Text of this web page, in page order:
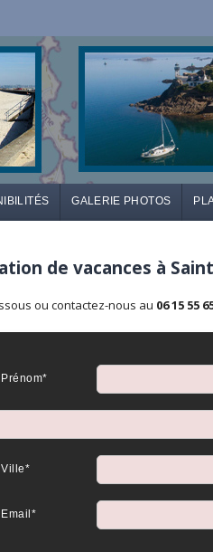
GALERIE PHOTOS
de vacances à
ou contactez-nous au 06 15 55
Prénom*
Ville*
Email*